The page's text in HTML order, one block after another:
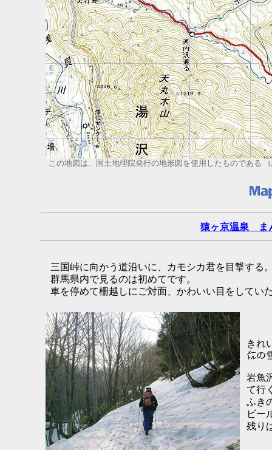
この地図は、国土地理院発行の地形図を使用したものである
猿ヶ京温泉 ま
三国峠に向かう道沿いに、カモシカ君を目撃する
群馬県内で見るのは初めてです。
車を停めて柵越しにご対面、かわいい目をしてい
きれ
㍍の
岩魚
て行
ふき
ビー
残り